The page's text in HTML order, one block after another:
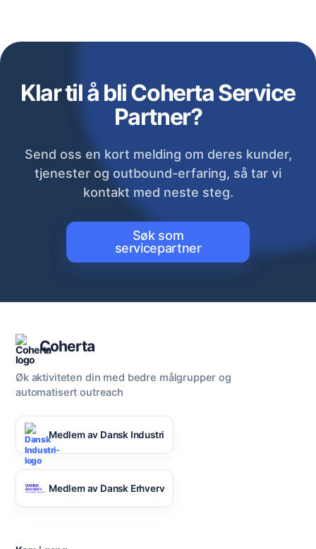
Klar til å bli Coherta Service
Partner?
Send oss en kort melding om deres kunder,
tjenester og outbound-erfaring, så tar vi
kontakt med neste steg.
Søk som
servicepartner
Coherta
Øk aktiviteten din med bedre målgrupper og
automatisert outreach
Medlem av Dansk Industri
Medlem av Dansk Erhverv